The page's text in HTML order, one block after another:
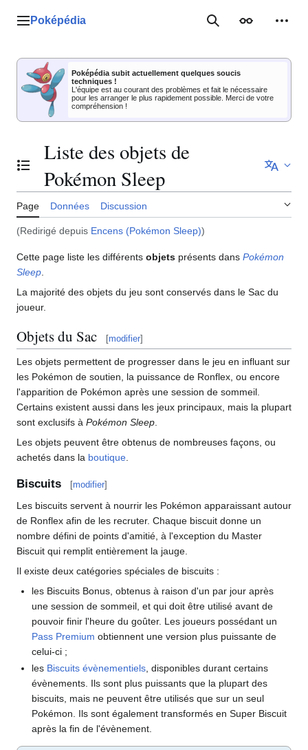
Menu principal
Poképédia RechercherApparence
Poképédia subit actuellement quelques soucis
techniques !
L'équipe est au courant des problèmes et fait le nécessaire
pour les arranger le plus rapidement possible. Merci de votre
compréhension !
Basculer la table des matières
Liste des objets de
Pokémon Sleep
Page Données Discussion
(Redirigé depuis Encens (Pokémon Sleep))
Cette page liste les différents objets présents dans Pokémon
Sleep
La majorité des objets du jeu sont conservés dans le Sac du
joueur.
Objets du Sac [modifier]
Les objets permettent de progresser dans le jeu en influant sur
les Pokémon de soutien, la puissance de Ronflex, ou encore
l'apparition de Pokémon après une session de sommeil.
Certains existent aussi dans les jeux principaux, mais la plupart
sont exclusifs à Pokémon Sleep
Les objets peuvent être obtenus de nombreuses façons, ou
achetés dans la boutique
Biscuits [modifier]
Les biscuits servent à nourrir les Pokémon apparaissant autour
de Ronflex afin de les recruter. Chaque biscuit donne un
nombre défini de points d'amitié, à l'exception du Master
Biscuit qui remplit entièrement la jauge.
Il existe deux catégories spéciales de biscuits :
les Biscuits Bonus, obtenus à raison d'un par jour après
une session de sommeil, et qui doit être utilisé avant de
pouvoir finir l'heure du goûter. Les joueurs possédant un
Pass Premium obtiennent une version plus puissante de
celui-ci ;
les Biscuits évènementiels , disponibles durant certains
évènements. Ils sont plus puissants que la plupart des
biscuits, mais ne peuvent être utilisés que sur un seul
Pokémon. Ils sont également transformés en Super Biscuit
après la fin de l'évènement.